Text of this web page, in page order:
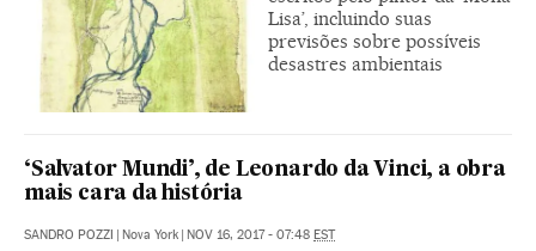
Lisa’, incluindo suas
previsões sobre possíveis
desastres ambientais
‘Salvator Mundi’, de Leonardo da Vinci, a obra
mais cara da história
SANDRO POZZI | Nova York | NOV 16, 2017 - 07:48 EST